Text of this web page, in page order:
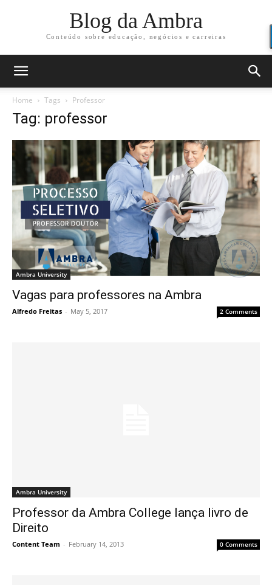
Blog da Ambra
Conteúdo sobre educação, negócios e carreiras
Home Tags Professor
Tag: professor
Ambra University
Vagas para professores na Ambra
Alfredo Freitas - May 5, 2017 2 Comments
Ambra University
Professor da Ambra College lança livro de
Direito
Content Team - February 14, 2013 0 Comments